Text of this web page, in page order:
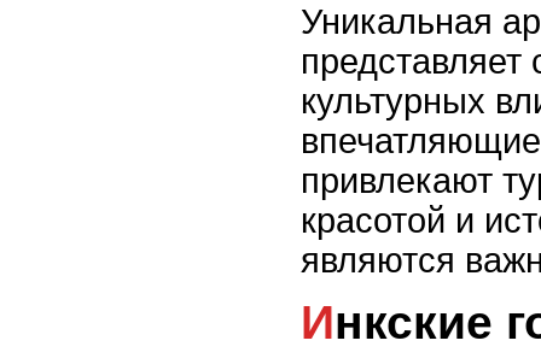
Уникальная
культурных
привлекают
красотой и
являются
Инкские